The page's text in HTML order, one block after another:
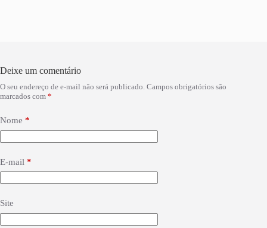
Deixe um comentário
O seu endereço de e-mail não será publicado. Campos obrigatórios são
marcados com *
Nome *
E-mail *
Site